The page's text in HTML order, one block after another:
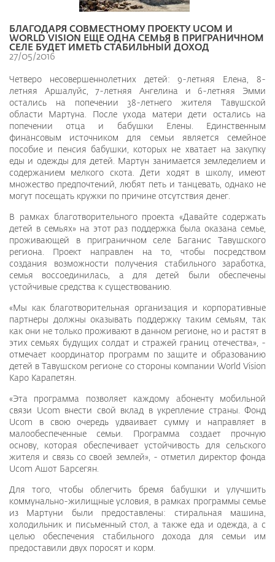
БЛАГОДАРЯ СОВМЕСТНОМУ ПРОЕКТУ UCOM И
WORLD VISION ЕЩЕ ОДНА СЕМЬЯ В ПРИГРАНИЧНОМ
СЕЛЕ БУДЕТ ИМЕТЬ СТАБИЛЬНЫЙ ДОХОД
27/05/2016
Четверо несовершеннолетних детей: 9-летняя Елена, 8-
летняя Аршалуйс, 7-летняя Ангелина и 6-летняя Эмми
остались на попечении 38-летнего жителя Тавушской
области Мартуна. После ухода матери дети остались на
попечении отца и бабушки Елены. Единственным
финансовым источником для семьи является семейное
пособие и пенсия бабушки, которых не хватает на закупку
еды и одежды для детей. Мартун занимается земледелием и
содержанием мелкого скота. Дети ходят в школу, имеют
множество предпочтений, любят петь и танцевать, однако не
могут посещать кружки по причине отсутствия денег.
В рамках благотворительного проекта «Давайте содержать
детей в семьях» на этот раз поддержка была оказана семье,
проживающей в приграничном селе Баганис Тавушского
региона. Проект направлен на то, чтобы посредством
создания возможности получения стабильного заработка,
семья воссоединилась, а для детей были обеспечены
устойчивые средства к существованию.
«Мы как благотворительная организация и корпоративные
партнеры должны оказывать поддержку таким семьям, так
как они не только проживают в данном регионе, но и растят в
этих семьях будущих солдат и стражей границ отечества», -
отмечает координатор программ по защите и образованию
детей в Тавушском регионе со стороны компании World Vision
Каро Карапетян.
«Эта программа позволяет каждому абоненту мобильной
связи Ucom внести свой вклад в укрепление страны. Фонд
Ucom в свою очередь удваивает сумму и направляет в
малообеспеченные семьи. Программа создает прочную
основу, которая обеспечивает устойчивость для сельского
жителя и связь со своей землей», - отметил директор фонда
Ucom Ашот Барсегян.
Для того, чтобы облегчить бремя бабушки и улучшить
коммунально-жилищные условия, в рамках программы семье
из Мартуни были предоставлены: стиральная машина,
холодильник и письменный стол, а также еда и одежда, а с
целью обеспечения стабильного дохода для семьи им
предоставили двух поросят и корм.